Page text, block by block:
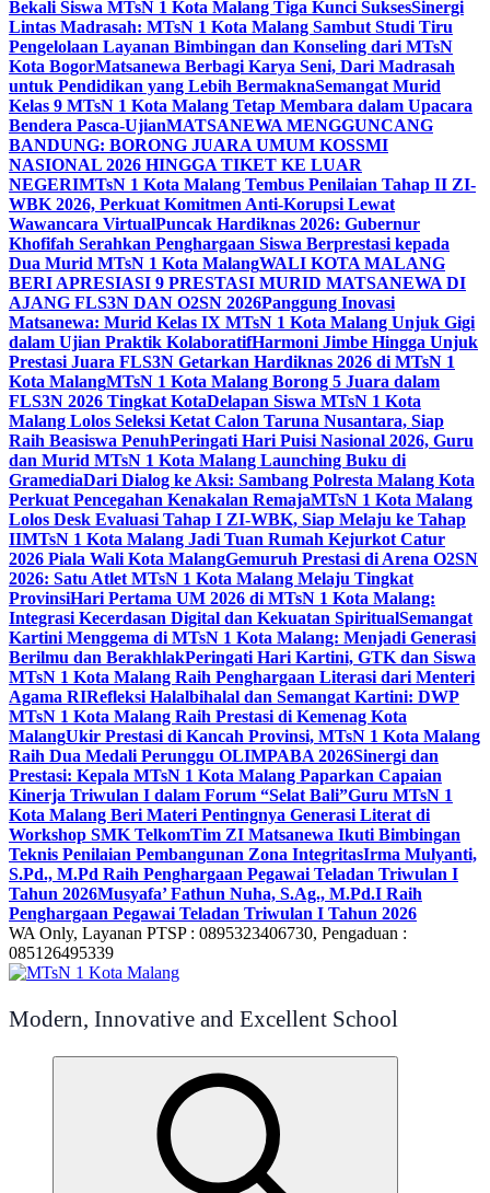
Bekali Siswa MTsN 1 Kota Malang Tiga Kunci SuksesSinergi
Lintas Madrasah: MTsN 1 Kota Malang Sambut Studi Tiru
Pengelolaan Layanan Bimbingan dan Konseling dari MTsN
Kota BogorMatsanewa Berbagi Karya Seni, Dari Madrasah
untuk Pendidikan yang Lebih BermaknaSemangat Murid
Kelas 9 MTsN 1 Kota Malang Tetap Membara dalam Upacara
Bendera Pasca-UjianMATSANEWA MENGGUNCANG
BANDUNG: BORONG JUARA UMUM KOSSMI
NASIONAL 2026 HINGGA TIKET KE LUAR
NEGERIMTsN 1 Kota Malang Tembus Penilaian Tahap II ZI-
WBK 2026, Perkuat Komitmen Anti-Korupsi Lewat
Wawancara VirtualPuncak Hardiknas 2026: Gubernur
Khofifah Serahkan Penghargaan Siswa Berprestasi kepada
Dua Murid MTsN 1 Kota MalangWALI KOTA MALANG
BERI APRESIASI 9 PRESTASI MURID MATSANEWA DI
AJANG FLS3N DAN O2SN 2026Panggung Inovasi
Matsanewa: Murid Kelas IX MTsN 1 Kota Malang Unjuk Gigi
dalam Ujian Praktik KolaboratifHarmoni Jimbe Hingga Unjuk
Prestasi Juara FLS3N Getarkan Hardiknas 2026 di MTsN 1
Kota MalangMTsN 1 Kota Malang Borong 5 Juara dalam
FLS3N 2026 Tingkat KotaDelapan Siswa MTsN 1 Kota
Malang Lolos Seleksi Ketat Calon Taruna Nusantara, Siap
Raih Beasiswa PenuhPeringati Hari Puisi Nasional 2026, Guru
dan Murid MTsN 1 Kota Malang Launching Buku di
GramediaDari Dialog ke Aksi: Sambang Polresta Malang Kota
Perkuat Pencegahan Kenakalan RemajaMTsN 1 Kota Malang
Lolos Desk Evaluasi Tahap I ZI-WBK, Siap Melaju ke Tahap
IIMTsN 1 Kota Malang Jadi Tuan Rumah Kejurkot Catur
2026 Piala Wali Kota MalangGemuruh Prestasi di Arena O2SN
2026: Satu Atlet MTsN 1 Kota Malang Melaju Tingkat
ProvinsiHari Pertama UM 2026 di MTsN 1 Kota Malang:
Integrasi Kecerdasan Digital dan Kekuatan SpiritualSemangat
Kartini Menggema di MTsN 1 Kota Malang: Menjadi Generasi
Berilmu dan BerakhlakPeringati Hari Kartini, GTK dan Siswa
MTsN 1 Kota Malang Raih Penghargaan Literasi dari Menteri
Agama RIRefleksi Halalbihalal dan Semangat Kartini: DWP
MTsN 1 Kota Malang Raih Prestasi di Kemenag Kota
MalangUkir Prestasi di Kancah Provinsi, MTsN 1 Kota Malang
Raih Dua Medali Perunggu OLIMPABA 2026Sinergi dan
Prestasi: Kepala MTsN 1 Kota Malang Paparkan Capaian
Kinerja Triwulan I dalam Forum “Selat Bali”Guru MTsN 1
Kota Malang Beri Materi Pentingnya Generasi Literat di
Workshop SMK TelkomTim ZI Matsanewa Ikuti Bimbingan
Teknis Penilaian Pembangunan Zona IntegritasIrma Mulyanti,
S.Pd., M.Pd Raih Penghargaan Pegawai Teladan Triwulan I
Tahun 2026Musyafa’ Fathun Nuha, S.Ag., M.Pd.I Raih
Penghargaan Pegawai Teladan Triwulan I Tahun 2026
WA Only, Layanan PTSP : 0895323406730, Pengaduan :
085126495339
Modern, Innovative and Excellent School